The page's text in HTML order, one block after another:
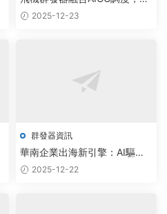
報附近人軟件實現企業通訊效
2025-12-23
群發器資訊
華南企業出海新引擎：AI驅動
電報私信腳本與批量采集軟件
2025-12-22